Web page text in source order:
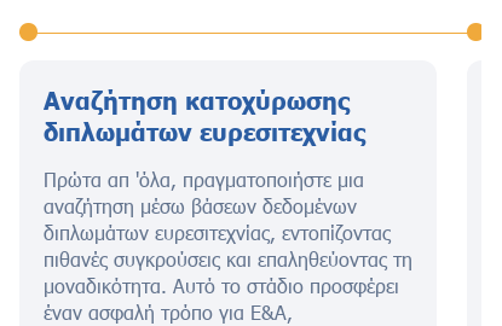
Αναζήτηση κατοχύρωσης
διπλωμάτων ευρεσιτεχνίας
Πρώτα απ 'όλα, πραγματοποιήστε μια
αναζήτηση μέσω βάσεων δεδομένων
διπλωμάτων ευρεσιτεχνίας, εντοπίζοντας
πιθανές συγκρούσεις και επαληθεύοντας τη
μοναδικότητα. Αυτό το στάδιο προσφέρει
έναν ασφαλή τρόπο για Ε&Α,